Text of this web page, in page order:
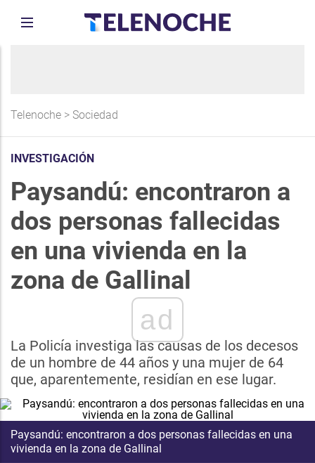
Telenoche > Sociedad
INVESTIGACIÓN
Paysandú: encontraron a
dos personas fallecidas
en una vivienda en la
zona de Gallinal
ad
La Policía investiga las causas de los decesos
de un hombre de 44 años y una mujer de 64
que, aparentemente, residían en ese lugar.
Paysandú: encontraron a dos personas fallecidas en una
vivienda en la zona de Gallinal